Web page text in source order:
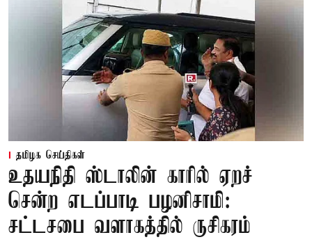
தமிழக செய்திகள்
உதயநிதி ஸ்டாலின் காரில் ஏறச்
சென்ற எடப்பாடி பழனிசாமி:
சட்டசபை வளாகத்தில் ருசிகரம்